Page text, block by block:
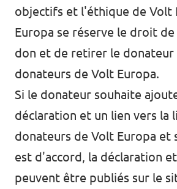
objectifs et l'éthique de Volt
Europa se réserve le droit
don et de retirer le donateur
donateurs de Volt Europa.
Si le donateur souhaite
déclaration et un lien vers la
donateurs de Volt Europa et
est d'accord, la déclaration
peuvent être publiés sur le